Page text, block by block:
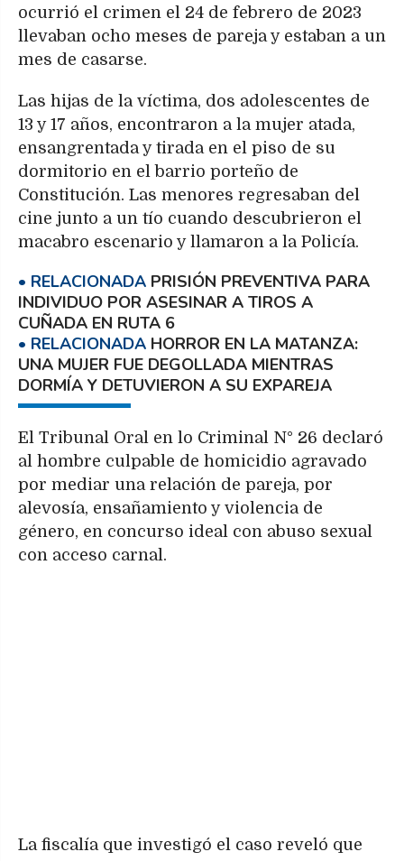
ocurrió el crimen el 24 de febrero de 2023
llevaban ocho meses de pareja y estaban a un
mes de casarse.
Las hijas de la víctima, dos adolescentes de
13 y 17 años, encontraron a la mujer atada,
ensangrentada y tirada en el piso de su
dormitorio en el barrio porteño de
Constitución. Las menores regresaban del
cine junto a un tío cuando descubrieron el
macabro escenario y llamaron a la Policía.
PRISIÓN PREVENTIVA PARA
INDIVIDUO POR ASESINAR A TIROS A
CUÑADA EN RUTA 6
HORROR EN LA MATANZA:
UNA MUJER FUE DEGOLLADA MIENTRAS
DORMÍA Y DETUVIERON A SU EXPAREJA
El Tribunal Oral en lo Criminal N° 26 declaró
al hombre culpable de homicidio agravado
por mediar una relación de pareja, por
alevosía, ensañamiento y violencia de
género, en concurso ideal con abuso sexual
con acceso carnal.
La fiscalía que investigó el caso reveló que